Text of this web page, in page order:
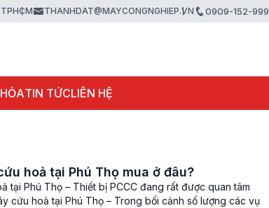
THANHDAT@MAYCONGNGHIEP.VN 0909-152-999
TIN TỨCLIÊN HỆ
hoả tại Phú Thọ mua ở đâu?
tại Phú Thọ – Thiết bị PCCC đang rất được quan tâm
cứu hoả tại Phú Thọ – Trong bối cảnh số lượng các vụ